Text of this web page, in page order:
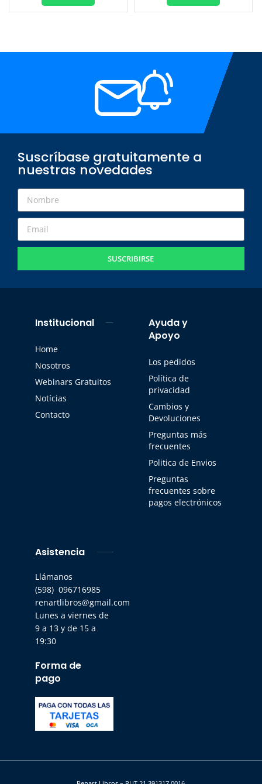
Suscríbase gratuitamente a
nuestras novedades
SUSCRIBIRSE
Institucional
Home
Nosotros
Webinars Gratuitos
Notícias
Contacto
Ayuda y
Apoyo
Los pedidos
Política de
privacidad
Cambios y
Devoluciones
Preguntas más
frecuentes
Politica de Envios
Preguntas
frecuentes sobre
pagos electrónicos
Asistencia
Llámanos
(598) 096716985
renartlibros@gmail.com
Lunes a viernes de
9 a 13 y de 15 a
19:30
Forma de
pago